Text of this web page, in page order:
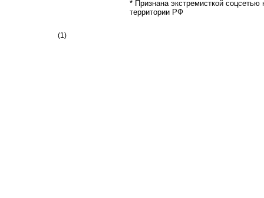
* Признана экстремисткой соцсетью
территории РФ
(1)